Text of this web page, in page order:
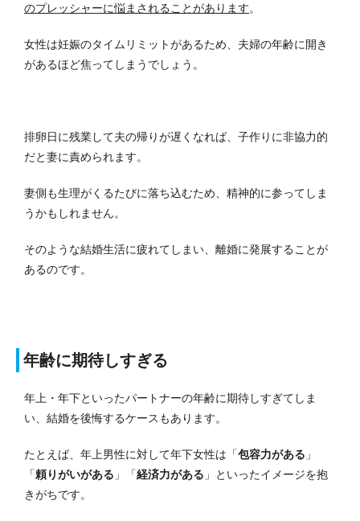
のプレッシャーに悩まされることがあります。
女性は妊娠のタイムリミットがあるため、夫婦の年齢に開き
があるほど焦ってしまうでしょう。
排卵日に残業して夫の帰りが遅くなれば、子作りに非協力的
だと妻に責められます。
妻側も生理がくるたびに落ち込むため、精神的に参ってしま
うかもしれません。
そのような結婚生活に疲れてしまい、離婚に発展することが
あるのです。
年齢に期待しすぎる
年上・年下といったパートナーの年齢に期待しすぎてしま
い、結婚を後悔するケースもあります。
たとえば、年上男性に対して年下女性は「包容力がある 」
「頼りがいがある 」「経済力がある 」といったイメージを抱
きがちです。